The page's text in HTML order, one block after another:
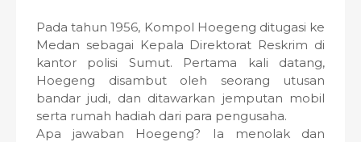
Pada tahun 1956, Kompol Hoegeng ditugasi ke
Medan sebagai Kepala Direktorat Reskrim di
kantor polisi Sumut. Pertama kali datang,
Hoegeng disambut oleh seorang utusan
bandar judi, dan ditawarkan jemputan mobil
serta rumah hadiah dari para pengusaha.
Apa jawaban Hoegeng? Ia menolak dan